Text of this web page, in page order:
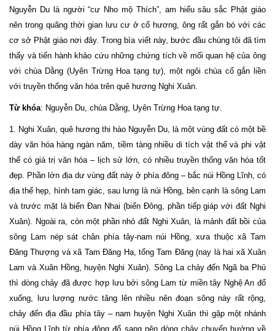
Nguyễn Du là người “cư Nho mộ Thích”, am hiểu sâu sắc Phật giáo
nên trong quãng thời gian lưu cư ở cố hương, ông rất gắn bó với các
cơ sở Phật giáo nơi đây. Trong bìa viết này, bước đầu chúng tôi đã tìm
thấy và tiến hành khảo cứu những chứng tích về mối quan hệ của ông
với chùa Dằng (Uyên Trừng Hoa tạng tự), một ngôi chùa cổ gắn liền
với truyền thống văn hóa trên quê hương Nghi Xuân.
Từ khóa: Nguyễn Du, chùa Dằng, Uyên Trừng Hoa tạng tự.
1. Nghi Xuân, quê hương thi hào Nguyễn Du, là một vùng đất có một bề
dày văn hóa hàng ngàn năm, tiềm tàng nhiều di tích vật thể và phi vật
thể có giá trị văn hóa – lịch sử lớn, có nhiều truyền thống văn hóa tốt
đẹp. Phần lớn địa dư vùng đất này ở phía đông – bắc núi Hồng Lĩnh, có
địa thế hẹp, hình tam giác, sau lưng là núi Hồng, bên cạnh là sông Lam
và trước mặt là biển Đan Nhai (biển Đông, phần tiếp giáp với đất Nghi
Xuân). Ngoài ra, còn một phần nhỏ đất Nghi Xuân, là mảnh đất bồi của
sông Lam nép sát chân phía tây-nam núi Hồng, xưa thuộc xã Tam
Đăng Thượng và xã Tam Đăng Hạ, tổng Tam Đăng (nay là hai xã Xuân
Lam và Xuân Hồng, huyện Nghi Xuân). Sông La chảy đến Ngã ba Phủ
thì dòng chảy đã được hợp lưu bởi sông Lam từ miền tây Nghệ An đổ
xuống, lưu lượng nước tăng lên nhiều nên đoạn sông này rất rộng,
chảy đến địa đầu phía tây – nam huyện Nghi Xuân thì gặp một nhánh
núi Hồng Lĩnh từ phía đông đổ sang nên dòng chảy chuyển hướng về